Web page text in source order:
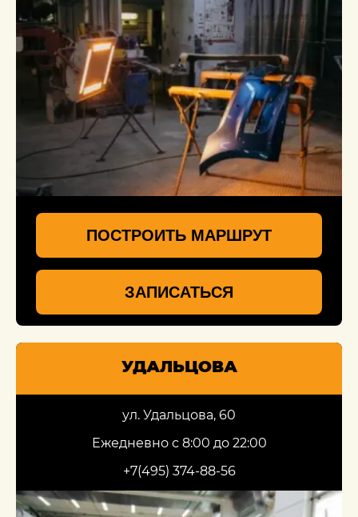
ПОСТРОИТЬ МАРШРУТ
ЗАПИСАТЬСЯ
УДАЛЬЦОВА
ул. Удальцова, 60
Ежедневно с 8:00 до 22:00
+7(495) 374-88-56